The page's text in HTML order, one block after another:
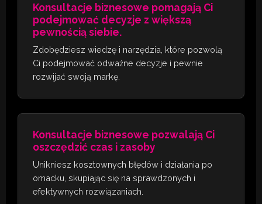
Konsultacje biznesowe pomagają Ci
podejmować decyzje z większą
pewnością siebie.
Zdobędziesz wiedzę i narzędzia, które pozwolą
Ci podejmować odważne decyzje i pewnie
rozwijać swoją markę.
Konsultacje biznesowe pozwalają Ci
oszczędzić czas i zasoby
Unikniesz kosztownych błędów i działania po
omacku, skupiając się na sprawdzonych i
efektywnych rozwiązaniach.